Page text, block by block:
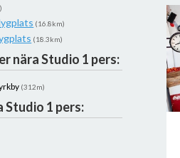
(16.8km)
(18.3km)
nära Studio 1 pers:
(312m)
Studio 1 pers: